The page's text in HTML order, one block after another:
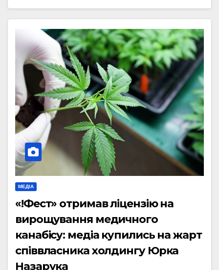
МЕДІА
«!Фест» отримав ліцензію на
вирощування медичного
канабісу: медіа купились на жарт
співвласника холдингу Юрка
Назарука